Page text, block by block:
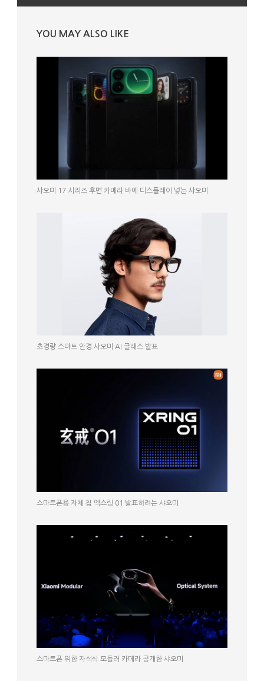
YOU MAY ALSO LIKE
샤오미 17 시리즈 후면 카메라 바에 디스플레이 넣는 샤오미
초경량 스마트 안경 샤오미 AI 글래스 발표
스마트폰용 자체 칩 엑스링 01 발표하려는 샤오미
스마트폰 위한 자석식 모듈러 카메라 공개한 샤오미